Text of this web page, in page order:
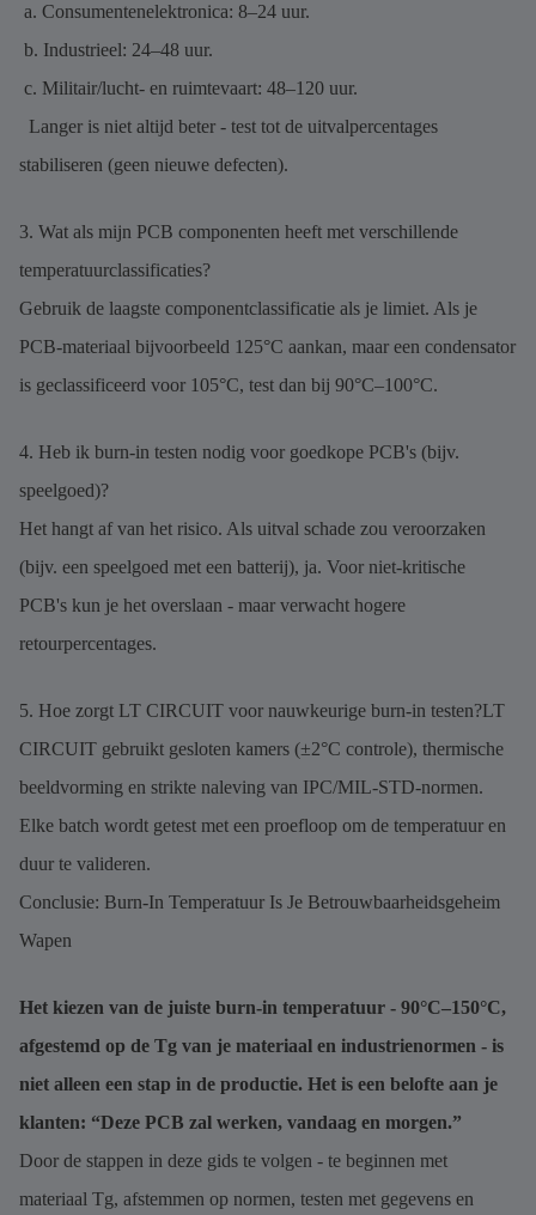
a. Consumentenelektronica: 8–24 uur.
b. Industrieel: 24–48 uur.
c. Militair/lucht- en ruimtevaart: 48–120 uur.
Langer is niet altijd beter - test tot de uitvalpercentages
stabiliseren (geen nieuwe defecten).
3. Wat als mijn PCB componenten heeft met verschillende
temperatuurclassificaties?
Gebruik de laagste componentclassificatie als je limiet. Als je
PCB-materiaal bijvoorbeeld 125°C aankan, maar een condensator
is geclassificeerd voor 105°C, test dan bij 90°C–100°C.
4. Heb ik burn-in testen nodig voor goedkope PCB's (bijv.
speelgoed)?
Het hangt af van het risico. Als uitval schade zou veroorzaken
(bijv. een speelgoed met een batterij), ja. Voor niet-kritische
PCB's kun je het overslaan - maar verwacht hogere
retourpercentages.
5. Hoe zorgt LT CIRCUIT voor nauwkeurige burn-in testen?LT
CIRCUIT gebruikt gesloten kamers (±2°C controle), thermische
beeldvorming en strikte naleving van IPC/MIL-STD-normen.
Elke batch wordt getest met een proefloop om de temperatuur en
duur te valideren.
Conclusie: Burn-In Temperatuur Is Je Betrouwbaarheidsgeheim
Wapen
Het kiezen van de juiste burn-in temperatuur - 90°C–150°C,
afgestemd op de Tg van je materiaal en industrienormen - is
niet alleen een stap in de productie. Het is een belofte aan je
klanten: “Deze PCB zal werken, vandaag en morgen.”
Door de stappen in deze gids te volgen - te beginnen met
materiaal Tg, afstemmen op normen, testen met gegevens en